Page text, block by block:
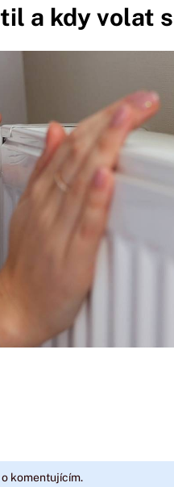
a kdy volat
komentujícím.